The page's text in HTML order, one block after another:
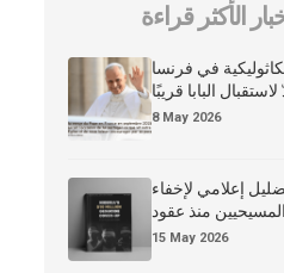
الأكثر قراءة
في فرنسا
البابا قريبًا
8 May 2026
إعلامي لإخفاء
منذ عقود
15 May 2026